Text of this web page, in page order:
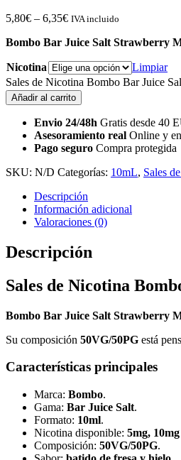
5,80€ – 6,35€ IVA incluido
Bombo Bar Juice Salt Strawberry
Nicotina
Limpiar
Sales de Nicotina Bombo Bar Juice
Añadir al carrito
Envio 24/48h Gratis desde 40
Asesoramiento real Online y
Pago seguro Compra protegida
SKU: N/D Categorías: 10mL, Sales
Descripción
Información adicional
Valoraciones (0)
Descripción
Sales de Nicotina
Bombo Bar Juice Salt Strawberry
Su composición 50VG/50PG está
Características principales
Marca: Bombo.
Gama: Bar Juice Salt.
Formato: 10ml.
Nicotina disponible: 5mg,
Composición: 50VG/50PG.